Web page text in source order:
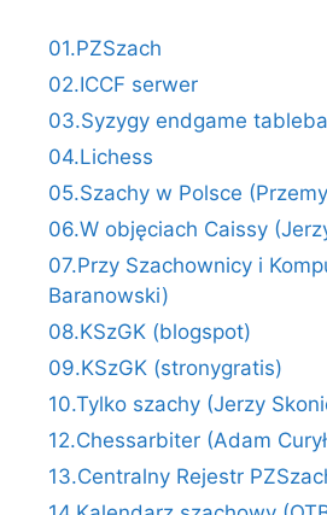
01.PZSzach
02.ICCF serwer
03.Syzygy endgame
04.Lichess
05.Szachy w Polsce
06.W objęciach Caissy
07.Przy Szachownicy i
Baranowski)
08.KSzGK (blogspot)
09.KSzGK (stronygratis)
10.Tylko szachy (Jerzy
12.Chessarbiter (Adam
13.Centralny Rejestr